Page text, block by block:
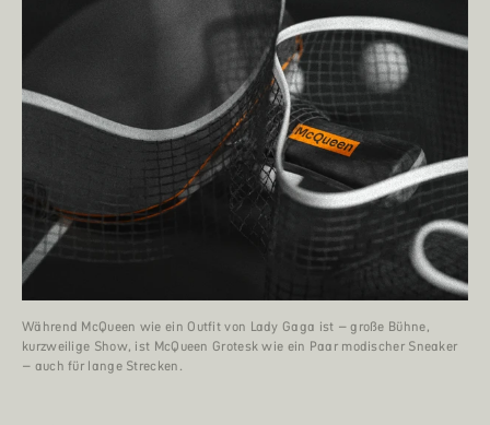
Während McQueen wie ein Outfit von Lady Gaga ist – große Bühne,
kurzweilige Show, ist McQueen Grotesk wie ein Paar modischer Sneaker
– auch für lange Strecken.